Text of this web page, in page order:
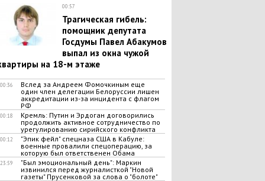
00:57
Трагическая гибель:
помощник депутата
Госдумы Павел Абакумов
выпал из окна чужой
на 18-м этаже
00:36
Вслед за Андреем Фомочкиным еще
один член делегации Белоруссии лишен
аккредитации из-за инцидента с флагом
РФ
00:18
Кремль: Путин и Эрдоган договорились
продолжить активное сотрудничество по
урегулированию сирийского конфликта
00:12
"Эпик фейл" спецназа США в Кабуле:
военные провалили спецоперацию, за
которую был ответственен Обама
23:59
"Был эмоциональный день": Маркин
извинился перед журналисткой "Новой
газеты" Прусенковой за слова о "болоте"